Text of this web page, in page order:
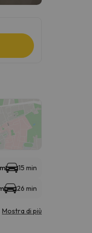
15 min
26 min
Mostra di più